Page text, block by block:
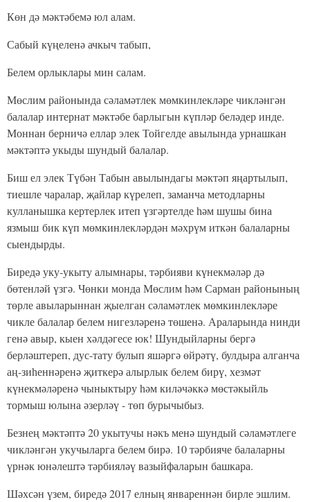
Көн дә мәктәбемә юл алам.
Сабый күңеленә ачкыч табып,
Белем орлыклары мин салам.
Мөслим районында сәламәтлек мөмкинлекләре чикләнгән
балалар интернат мәктәбе барлыгын күпләр беләдер инде.
Моннан берничә еллар элек Тойгелде авылында урнашкан
мәктәптә укыды шундый балалар.
Биш ел элек Түбән Табын авылындагы мәктәп яңартылып,
тиешле чаралар, җайлар күрелеп, заманча методларны
кулланышка кертерлек итеп үзгәртелде һәм шушы бина
язмыш бик күп мөмкинлекләрдән мәхрүм иткән балаларны
сыендырды.
Биредә уку-укыту алымнары, тәрбияви күнекмәләр дә
бөтенләй үзгә. Чөнки монда Мөслим һәм Сарман районының
төрле авыларыннан җыелган сәламәтлек мөмкинлекләре
чикле балалар белем нигезләренә төшенә. Араларында нинди
генә авыр, кыен хәлдәгесе юк! Шундыйларны бергә
берләштереп, дус-тату булып яшәргә өйрәтү, булдыра алганча
аң-зиһеннәренә җиткерә алырлык белем бирү, хезмәт
күнекмәләренә чыныктыру һәм киләчәккә мөстәкыйль
тормыш юлына әзерләү - төп бурычыбыз.
Безнең мәктәптә 20 укытучы нәкъ менә шундый сәламәтлеге
чикләнгән укучыларга белем бирә. 10 тәрбияче балаларны
үрнәк юнәлештә тәрбияләү вазыйфаларын башкара.
Шәхсән үзем, биредә 2017 елның январеннән бирле эшлим.